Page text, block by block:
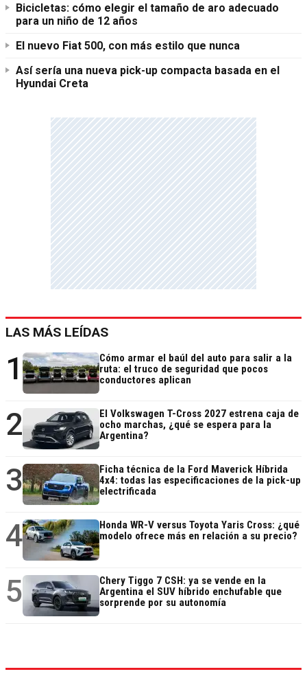
Bicicletas: cómo elegir el tamaño de aro adecuado
para un niño de 12 años
El nuevo Fiat 500, con más estilo que nunca
Así sería una nueva pick-up compacta basada en el
Hyundai Creta
LAS MÁS LEÍDAS
1
Cómo armar el baúl del auto para salir a la
ruta: el truco de seguridad que pocos
conductores aplican
2
El Volkswagen T-Cross 2027 estrena caja de
ocho marchas, ¿qué se espera para la
Argentina?
3
Ficha técnica de la Ford Maverick Híbrida
4x4: todas las especificaciones de la pick-up
electrificada
4
Honda WR-V versus Toyota Yaris Cross: ¿qué
modelo ofrece más en relación a su precio?
5
Chery Tiggo 7 CSH: ya se vende en la
Argentina el SUV híbrido enchufable que
sorprende por su autonomía